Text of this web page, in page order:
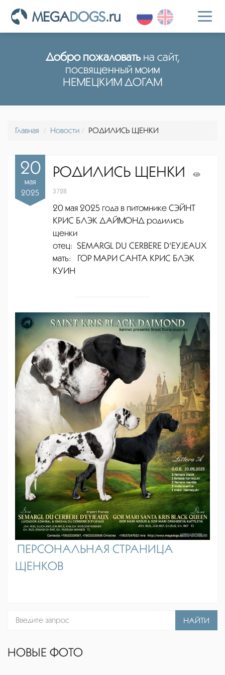
MEGADOGS.ru
Добро пожаловатьна сайт,
посвященный моим
НЕМЕЦКИМ ДОГАМ
Главная Новости РОДИЛИСЬ ЩЕНКИ
20
мая
2025
РОДИЛИСЬ ЩЕНКИ
3728
20 мая 2025 года в питомнике СЭЙНТ
КРИС БЛЭК ДАЙМОНД родились
щенки
отец: SEMARGL DU CERBERE D'EYJEAUX
мать: ГОР МАРИ САНТА КРИС БЛЭК
КУИН
ПЕРСОНАЛЬНАЯ СТРАНИЦА
ЩЕНКОВ
НАЙТИ
НОВЫЕ ФОТО